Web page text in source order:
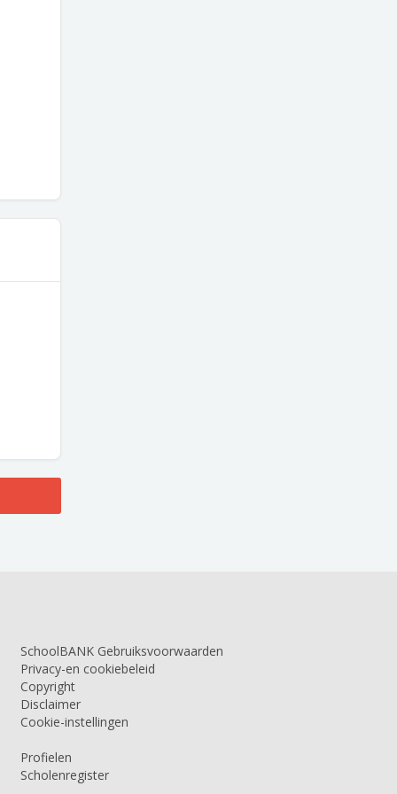
SchoolBANK Gebruiksvoorwaarden
Privacy-en cookiebeleid
Copyright
Disclaimer
Cookie-instellingen
Profielen
Scholenregister